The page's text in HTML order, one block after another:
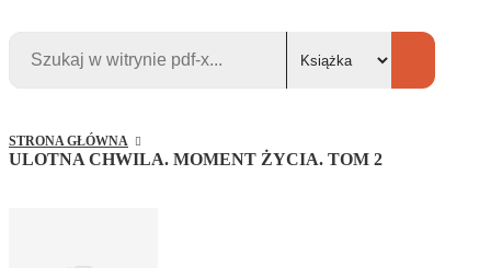
STRONA GŁÓWNA
ULOTNA CHWILA. MOMENT ŻYCIA. TOM 2